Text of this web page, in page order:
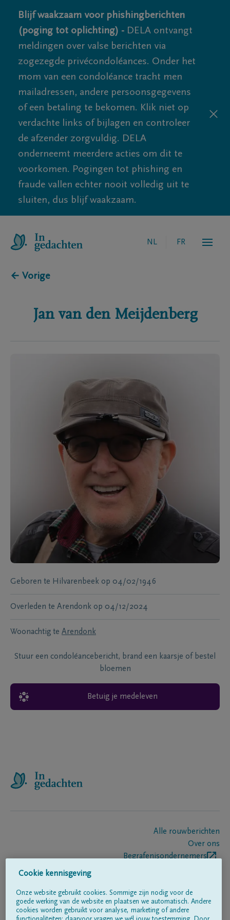
Blijf waakzaam voor phishingberichten
(poging tot oplichting) - DELA ontvangt
meldingen over valse berichten via
zogezegde privécondoléances. Onder het
mom van een condoléance tracht men
mailadressen, andere persoonsgegevens
of een betaling te bekomen. Klik niet op
verdachte links of bijlagen en controleer
de afzender zorgvuldig. DELA
onderneemt meerdere acties om dit te
voorkomen. Pogingen tot phishing en
fraude vallen echter nooit volledig uit te
sluiten, dus blijf waakzaam.
NL FR
← Vorige
Jan van den Meijdenberg
Geboren te Hilvarenbeek op 04/02/1946
Overleden te Arendonk op 04/12/2024
Woonachtig te Arendonk
Stuur een condoléancebericht, brand een kaarsje of bestel
bloemen
Betuig je medeleven
Alle rouwberichten
Over ons
Begrafenisondernemers
Volg ons op
Cookie kennisgeving
Onze website gebruikt cookies. Sommige zijn nodig voor de
goede werking van de website en plaatsen we automatisch. Andere
cookies worden gebruikt voor analyse, marketing of andere